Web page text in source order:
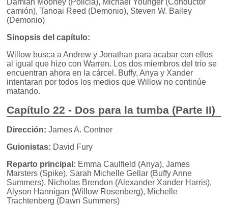
Damian Mooney (Policia), Michael Younger (Conductor
camión), Tanoai Reed (Demonio), Steven W. Bailey
(Demonio)
Sinopsis del capítulo:
Willow busca a Andrew y Jonathan para acabar con ellos
al igual que hizo con Warren. Los dos miembros del trío se
encuentran ahora en la cárcel. Buffy, Anya y Xander
intentaran por todos los medios que Willow no continúe
matando.
Capítulo 22 - Dos para la tumba (Parte II)
Dirección: James A. Contner
Guionistas: David Fury
Reparto principal: Emma Caulfield (Anya), James
Marsters (Spike), Sarah Michelle Gellar (Buffy Anne
Summers), Nicholas Brendon (Alexander Xander Harris),
Alyson Hannigan (Willow Rosenberg), Michelle
Trachtenberg (Dawn Summers)